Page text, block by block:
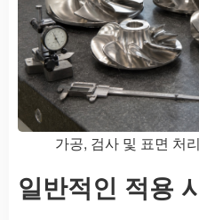
가공, 검사 및 표면 처
일반적인 적용